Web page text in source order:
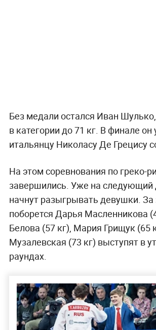
Без медали остался Иван
в категории до 71 кг. В финале он
итальянцу Николасу Де Грецису
На этом соревнования по греко-
завершились. Уже на следующий
начнут разыгрывать девушки. За
поборется Дарья Масленникова
Белова (57 кг), Мария Грищук (65
Музалевская (73 кг) выступят в
раундах.